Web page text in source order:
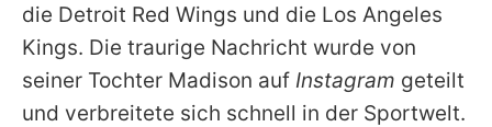
die Detroit Red Wings und die Los Angeles
Kings. Die traurige Nachricht wurde von
seiner Tochter Madison auf Instagram geteilt
und verbreitete sich schnell in der Sportwelt.